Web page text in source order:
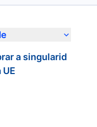
a singularid